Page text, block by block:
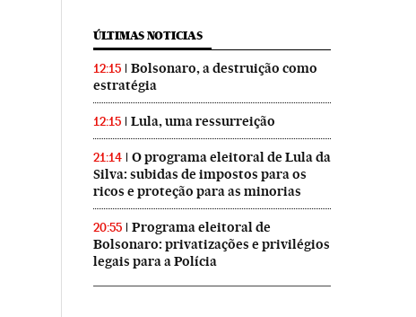
ÚLTIMAS NOTICIAS
12:15
Bolsonaro, a destruição como
estratégia
12:15 Lula, uma ressurreição
21:14
O programa eleitoral de Lula da
Silva: subidas de impostos para os
ricos e proteção para as minorias
20:55
Programa eleitoral de
Bolsonaro: privatizações e privilégios
legais para a Polícia